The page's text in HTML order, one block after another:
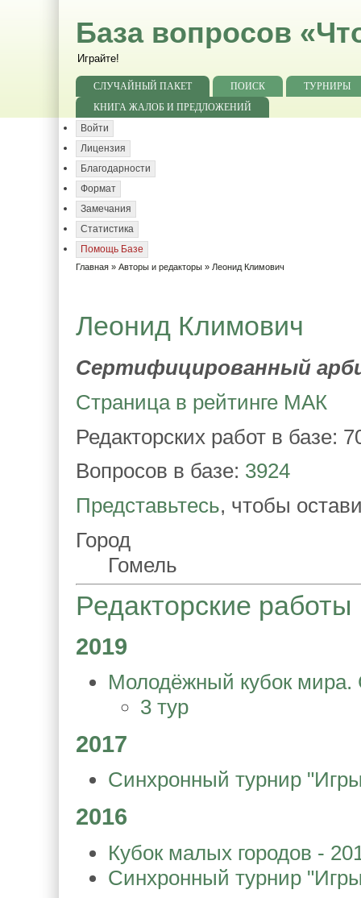
База вопросов
Играйте!
СЛУЧАЙНЫЙ ПАКЕТ ПОИСК
ТУРНИРЫ
КНИГА ЖАЛОБ И ПРЕДЛОЖЕНИЙ
Войти
Лицензия
Благодарности
Формат
Замечания
Статистика
Помощь Базе
Главная » Авторы и редакторы » Леонид Климович
Леонид Климович
Сертифицированный
Страница в рейтинге МАК
Редакторских работ в базе:
Вопросов в базе: 3924
Представьтесь, чтобы
Город
Гомель
Редакторские работы
2019
Молодёжный кубок мира.
3 тур
2017
Синхронный турнир
2016
Кубок малых городов -
Синхронный турнир